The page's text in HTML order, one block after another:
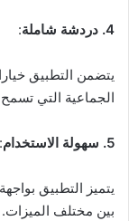
4. دردشة شاملة :
يتضمن التطبيق
الجماعية التي
5. سهولة الاستخدام :
يتميز التطبيق
بين مختلف الميزات.